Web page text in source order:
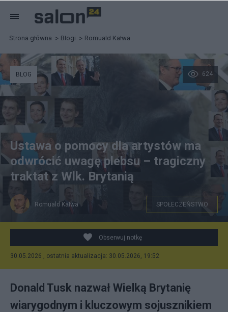
Strona główna Blogi Romuald Kałwa
Kolaż: Romuald Kałwa
624
BLOG
Ustawa o pomocy dla artystów ma
odwrócić uwagę plebsu – tragiczny
traktat z Wlk. Brytanią
Romuald Kałwa SPOŁECZEŃSTWO
Obserwuj notkę
30.05.2026 , ostatnia aktualizacja: 30.05.2026, 19:52
Donald Tusk nazwał Wielką Brytanię
wiarygodnym i kluczowym sojusznikiem